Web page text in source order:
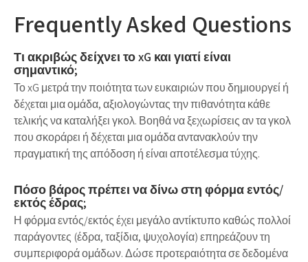
Frequently Asked Questions
Τι ακριβώς δείχνει το xG και γιατί είναι
σημαντικό;
Το xG μετρά την ποιότητα των ευκαιριών που δημιουργεί ή
δέχεται μια ομάδα, αξιολογώντας την πιθανότητα κάθε
τελικής να καταλήξει γκολ. Βοηθά να ξεχωρίσεις αν τα γκολ
που σκοράρει ή δέχεται μια ομάδα αντανακλούν την
πραγματική της απόδοση ή είναι αποτέλεσμα τύχης.
Πόσο βάρος πρέπει να δίνω στη φόρμα εντός/
εκτός έδρας;
Η φόρμα εντός/εκτός έχει μεγάλο αντίκτυπο καθώς πολλοί
παράγοντες (έδρα, ταξίδια, ψυχολογία) επηρεάζουν τη
συμπεριφορά ομάδων. Δώσε προτεραιότητα σε δεδομένα